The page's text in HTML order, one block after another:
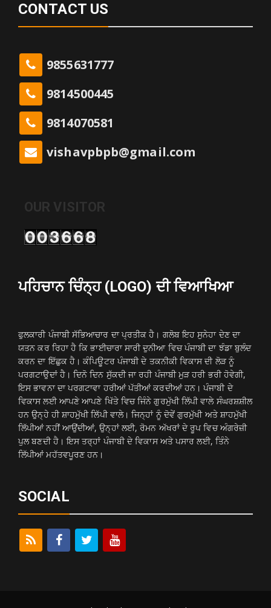
CONTACT US
9855631777
9814500445
9814070581
vishavpbpb@gmail.com
OUR VISITOR
ਪਹਿਚਾਨ ਚਿੰਨ੍ਹ (LOGO) ਦੀ ਵਿਆਖਿਆ
ਫੁਲਕਾਰੀ ਪੰਜਾਬੀ ਸੱਭਿਆਚਾਰ ਦਾ ਪ੍ਰਤੀਕ ਹੈ। ਗਲੋਬ ਇਹ ਸੁਨੇਹਾ ਦੇਣ ਦਾ
ਯਤਨ ਕਰ ਰਿਹਾ ਹੈ ਕਿ ਭਾਈਚਾਰਾ ਸਾਰੀ ਦੁਨੀਆ ਵਿਚ ਪੰਜਾਬੀ ਦਾ ਝੰਡਾ ਬੁਲੰਦ
ਕਰਨ ਦਾ ਇੱਛੁਕ ਹੈ। ਕੰਪਿਊਟਰ ਪੰਜਾਬੀ ਦੇ ਤਕਨੀਕੀ ਵਿਕਾਸ ਦੀ ਲੋੜ ਨੂੰ
ਪਰਗਟਾਉਦਾਂ ਹੈ। ਦਿਨੋ ਦਿਨ ਸੁੱਕਦੀ ਜਾ ਰਹੀ ਪੰਜਾਬੀ ਮੁੜ ਹਰੀ ਭਰੀ ਹੋਵੇਗੀ,
ਇਸ ਭਾਵਨਾ ਦਾ ਪਰਗਟਾਵਾ ਹਰੀਆਂ ਪੱਤੀਆਂ ਕਰਦੀਆਂ ਹਨ। ਪੰਜਾਬੀ ਦੇ
ਵਿਕਾਸ ਲਈ ਆਪਣੇ ਆਪਣੇ ਖਿੱਤੇ ਵਿਚ ਜਿੰਨੇ ਗੁਰਮੁੱਖੀ ਲਿੱਪੀ ਵਾਲੇ ਸੰਘਰਸ਼ਸ਼ੀਲ
ਹਨ ਉਨ੍ਹੇ ਹੀ ਸ਼ਾਹਮੁੱਖੀ ਲਿੱਪੀ ਵਾਲੇ। ਜਿਨ੍ਹਾਂ ਨੂੰ ਦੋਵੇਂ ਗੁਰਮੁੱਖੀ ਅਤੇ ਸ਼ਾਹਮੁੱਖੀ
ਲਿੱਪੀਆਂ ਨਹੀਂ ਆਉਂਦੀਆਂ, ਉਨ੍ਹਾਂ ਲਈ, ਰੋਮਨ ਅੱਖਰਾਂ ਦੇ ਰੂਪ ਵਿਚ ਅੰਗਰੇਜ਼ੀ
ਪੁਲ ਬਣਦੀ ਹੈ। ਇਸ ਤਰ੍ਹਾਂ ਪੰਜਾਬੀ ਦੇ ਵਿਕਾਸ ਅਤੇ ਪਸਾਰ ਲਈ, ਤਿੰਨੇ
ਲਿੱਪੀਆਂ ਮਹੱਤਵਪੂਰਣ ਹਨ।
SOCIAL